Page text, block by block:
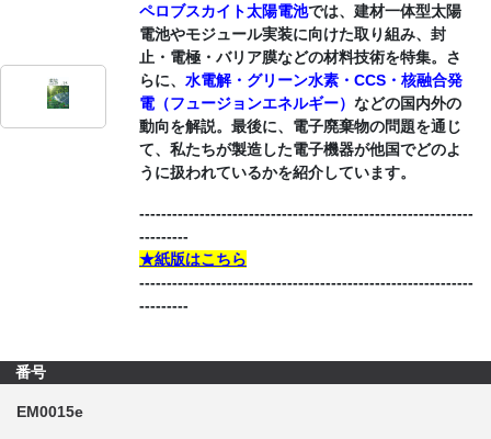
ペロブスカイト太陽電池では、建材一体型太陽
電池やモジュール実装に向けた取り組み、封
止・電極・バリア膜などの材料技術を特集。さ
らに、 水電解・グリーン水素・CCS・核融合発
電（フュージョンエネルギー） などの国内外の
動向を解説。最後に、電子廃棄物の問題を通じ
て、私たちが製造した電子機器が他国でどのよ
うに扱われているかを紹介しています。
-------------------------------------------------------------
---------
★紙版はこちら
-------------------------------------------------------------
---------
番号
EM0015e